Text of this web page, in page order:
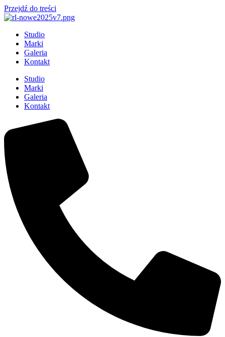
Przejdź do treści
Studio
Marki
Galeria
Kontakt
Studio
Marki
Galeria
Kontakt